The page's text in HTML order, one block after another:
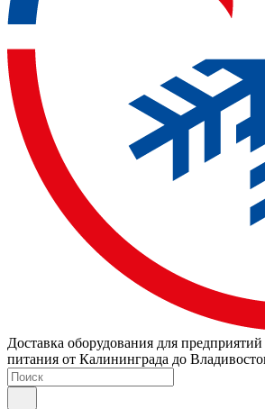
Доставка оборудования для
питания от Калининграда до